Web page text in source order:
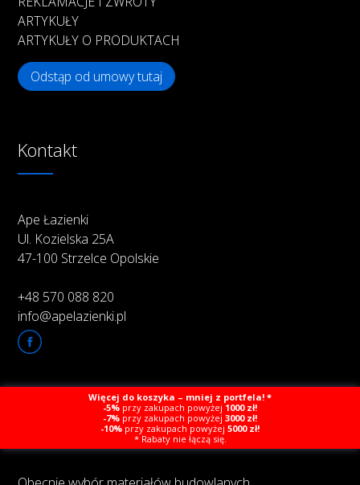
ARTYKUŁY
ARTYKUŁY O PRODUKTACH
Odstąp od umowy tutaj
Kontakt
Ape Łazienki
Ul. Kozielska 25A
47-100 Strzelce Opolskie
+48 570 088 820
info@apelazienki.pl
Więcej do koszyka – mniej z portfela! *
-5% przy zakupach powyżej 1000 zł!
-7% przy zakupach powyżej 3000 zł!
-10% przy zakupach powyżej 5000 zł!
* Rabaty nie łączą się.